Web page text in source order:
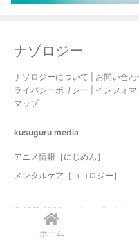
ホーム
ナゾロジー
ナゾロジーについて お問い合わ
ライバシーポリシー
インフォ
マップ
kusuguru media
アニメ情報［にじめん］
メンタルケア［ココロジー］
© 2017-2026 nazology. all rights